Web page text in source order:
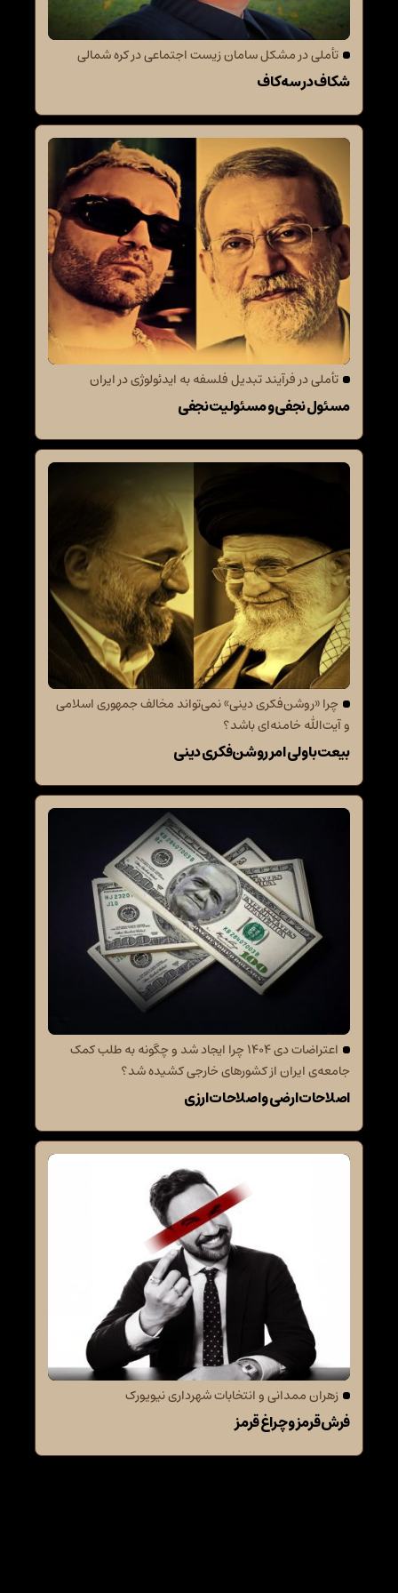
تأملی در مشکل سامان زیست اجتماعی در کره شمالی
شکاف در سه کاف
تأملی در فرآیند تبدیل فلسفه به ایدئولوژی در ایران
مسئول نجفی و مسئولیت نجفی
چرا «روشن‌فکری دینی» نمی‌تواند مخالف جمهوری اسلامی
و آیت‌الله خامنه‌ای باشد؟
بیعت با ولی امر روشن‌فکری دینی
اعتراضات دی 1404 چرا ایجاد شد و چگونه به طلب کمک
جامعه‌ی ایران از کشورهای خارجی کشیده شد؟
اصلاحات ارضی و اصلاحات ارزی
زهران ممدانی و انتخابات شهرداری نیویورک
فرش قرمز و چراغ قرمز